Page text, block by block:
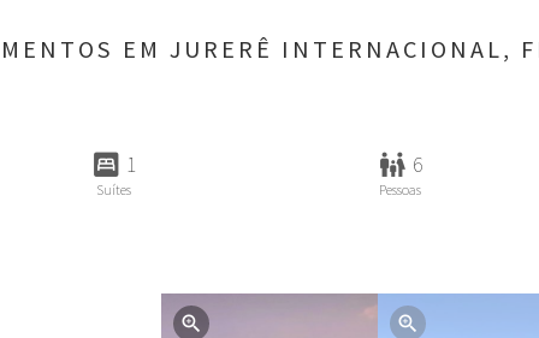
EM JURERÊ INTERNACIONAL,
bedroom_parent 1
Suítes
family_restroom 6
Pessoas
zoom_in zoom_in